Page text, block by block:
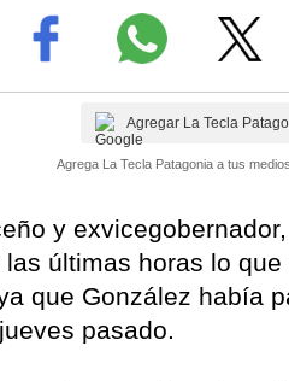
Agregar La Tecla
Agrega La Tecla Patagonia a tus
y
últimas horas lo
que González había
pasado.